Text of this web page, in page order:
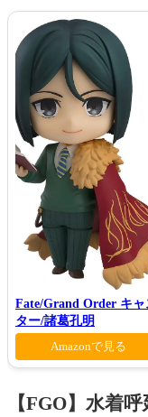
Fate/Grand Order キャ
ター/諸葛孔明
Amazonで見る
【FGO】水着